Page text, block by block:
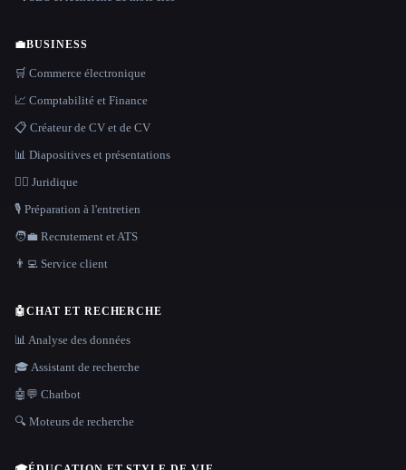
💼BUSINESS
🛒 Commerce électronique
📈 Comptabilité et Finance
📋 Créateur de CV et de CV
📊 Diapositives et présentations
👩‍⚖️ Juridique
🎙️ Préparation à l'entretien
🧑‍💼 Recrutement et ATS
👨‍💻 Service client
🤖CHAT ET RECHERCHE
📊 Analyse des données
🎓 Assistant de recherche
🤖💬 Chatbot
🔍 Moteurs de recherche